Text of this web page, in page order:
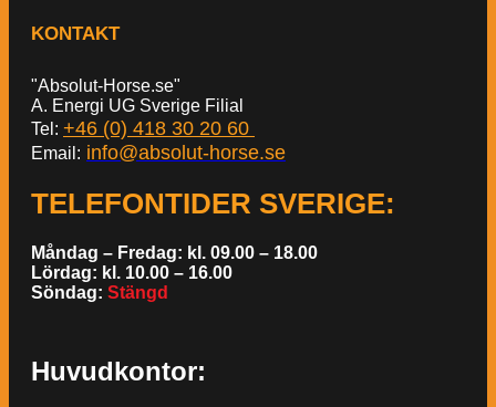
KONTAKT
"Absolut-Horse.se"
A. Energi UG Sverige Filial
Tel: +46 (0) 418 30 20 60
Email: info@absolut-horse.se
TELEFONTIDER SVERIGE:
Måndag – Fredag: kl. 09.00 – 18.00
Lördag: kl. 10.00 – 16.00
Söndag: Stängd
Huvudkontor: